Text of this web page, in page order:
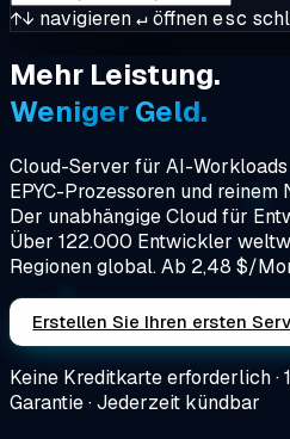
↑↓ navigieren↵öffnenesc
Mehr Leistung.
WenigerGeld.
Cloud-Server für AI-
EPYC-Prozessoren und
Der unabhängige Cloud für
Über 122.000 Entwickler
Regionen global.Ab 2,48 $/
Erstellen Sie Ihren ersten
Keine Kreditkarte erforderlich ·
Garantie · Jederzeit kündbar